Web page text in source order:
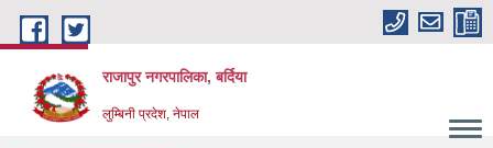
Skip to main content
राजापुर नगरपालिका, बर्दिया
लुम्बिनी प्रदेश, नेपाल